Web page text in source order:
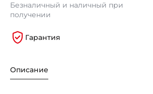
Безналичный и наличный при
получении
Гарантия
Описание